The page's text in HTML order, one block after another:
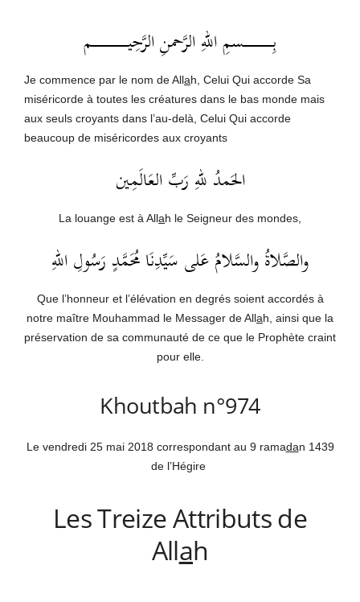
بِــــــــــــــــــسمِ اللهِ الرَّحمنِ الرَّحِيــــــــــــــــــــــم
Je commence par le nom de Allah, Celui Qui accorde Sa
miséricorde à toutes les créatures dans le bas monde mais
aux seuls croyants dans l’au-delà, Celui Qui accorde
beaucoup de miséricordes aux croyants
الحَمدُ للهِ رَبِّ العَالَمِين
La louange est à Allah le Seigneur des mondes,
والصَّلاةُ والسَّلامُ عَلى سَيِّدِنَا مُحَمَّدٍ رَسُولِ اللهِ
Que l’honneur et l’élévation en degrés soient accordés à
notre maître Mouhammad le Messager de Allah, ainsi que la
préservation de sa communauté de ce que le Prophète craint
pour elle.
Khoutbah n°974
Le vendredi 25 mai 2018 correspondant au 9 ramadan 1439
de l’Hégire
Les Treize Attributs de
Allah